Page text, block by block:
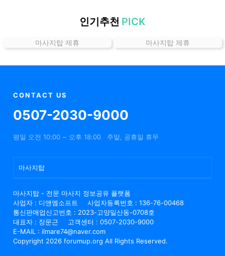
할
정
인기추천 PICK
마사지탑 제휴 마사지탑 제휴
CONTACT US
0507-2030-9000
평일 오전 10:00 ~ 오후 18:00 주말, 공휴일 휴무
마사지탑
마사지탑 - 전문 마사지 정보공유 플랫폼
사업자 : 디앤엠소프트
사업자등록번호 : 136-76-00468
통신판매업신고번호 : 2023-고양일산동-0708호
대표자 : 장문근
고객센터 : 0507-2030-9000
E-MAIL : ilmare74@naver.com
Copyright 2026 forumup.org All Rights Reserved.